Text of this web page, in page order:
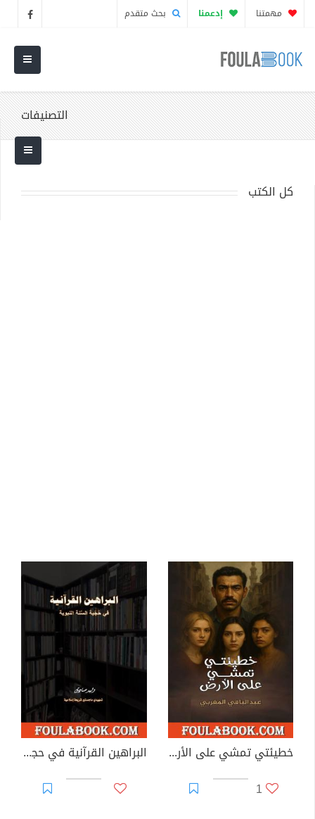
مهمتنا إدعمنا بحث متقدم
التصنيفات
كل الكتب
خطيئتي تمشي على الأرض
1
البراهين القرآنية في حجية السنة النبوية